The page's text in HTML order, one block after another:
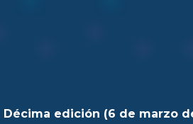
Décima edición (6 de marzo